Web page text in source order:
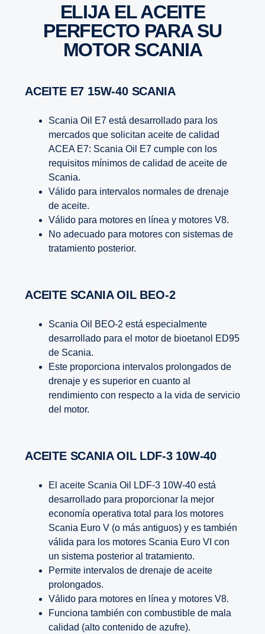
ELIJA EL ACEITE
PERFECTO PARA SU
MOTOR SCANIA
ACEITE E7 15W-40 SCANIA
Scania Oil E7 está desarrollado para los
mercados que solicitan aceite de calidad
ACEA E7: Scania Oil E7 cumple con los
requisitos mínimos de calidad de aceite de
Scania.
Válido para intervalos normales de drenaje
de aceite.
Válido para motores en línea y motores V8.
No adecuado para motores con sistemas de
tratamiento posterior.
ACEITE SCANIA OIL BEO-2
Scania Oil BEO-2 está especialmente
desarrollado para el motor de bioetanol ED95
de Scania.
Este proporciona intervalos prolongados de
drenaje y es superior en cuanto al
rendimiento con respecto a la vida de servicio
del motor.
ACEITE SCANIA OIL LDF-3 10W-40
El aceite Scania Oil LDF-3 10W-40 está
desarrollado para proporcionar la mejor
economía operativa total para los motores
Scania Euro V (o más antiguos) y es también
válida para los motores Scania Euro VI con
un sistema posterior al tratamiento.
Permite intervalos de drenaje de aceite
prolongados.
Válido para motores en línea y motores V8.
Funciona también con combustible de mala
calidad (alto contenido de azufre).